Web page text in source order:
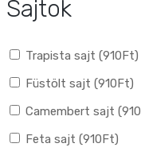
Sajtok
Trapista sajt (910Ft)
Füstölt sajt (910Ft)
Camembert sajt (910
Feta sajt (910Ft)